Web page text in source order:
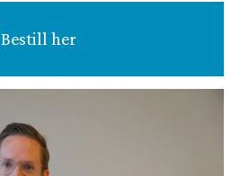
Bestill her